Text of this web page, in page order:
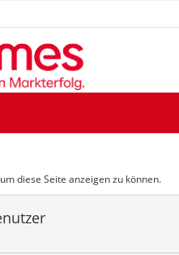
diese Seite anzeigen zu können.